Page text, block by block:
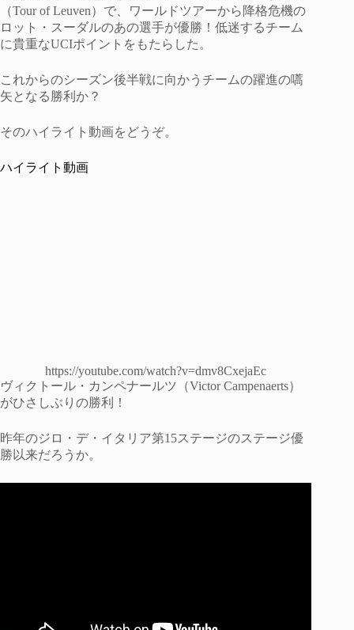
（Tour of Leuven）で、ワールドツアーから降格危機の
ロット・スーダルのあの選手が優勝！低迷するチーム
に貴重なUCIポイントをもたらした。
これからのシーズン後半戦に向かうチームの躍進の嚆
矢となる勝利か？
そのハイライト動画をどうぞ。
ハイライト動画
https://youtube.com/watch?v=dmv8CxejaEc
ヴィクトール・カンペナールツ（Victor Campenaerts）
がひさしぶりの勝利！
昨年のジロ・デ・イタリア第15ステージのステージ優
勝以来だろうか。